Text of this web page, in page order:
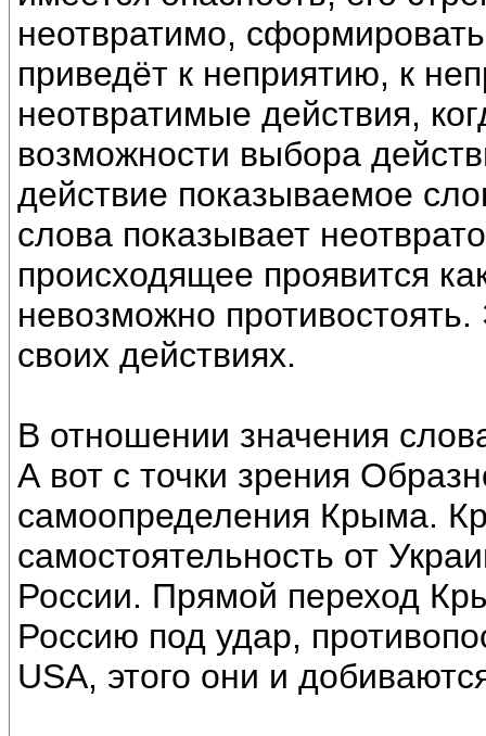
неотвратимо,
приведёт к неприятию, к
неотвратимые действия,
возможности выбора
действие показываемое
слова показывает
происходящее проявится
невозможно
своих действиях.
В отношении значения
А вот с точки зрения
самоопределения Крыма.
самостоятельность от
России. Прямой переход
Россию под удар,
USА, этого они и